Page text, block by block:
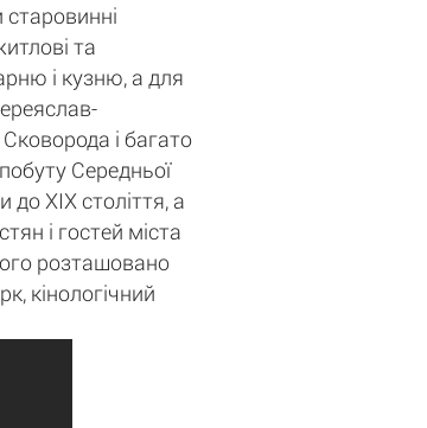
старовинні
та
і кузню, а для
і багато
Середньої
XIX століття, а
і гостей міста
розташовано
кінологічний